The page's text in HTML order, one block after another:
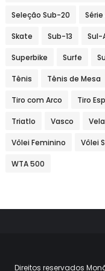
Seleção Sub-20 Série
Skate Sub-13 Sul-
Superbike Surfe
Tênis Tênis de Mesa
Tiro com Arco Tiro
Triatlo Vasco Vela
Vôlei Feminino Vôlei
WTA 500
Direitos reservados